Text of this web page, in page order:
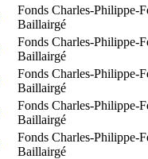
Fonds Charles-Philippe-
Baillairgé
Fonds Charles-Philippe-
Baillairgé
Fonds Charles-Philippe-
Baillairgé
Fonds Charles-Philippe-
Baillairgé
Fonds Charles-Philippe-
Baillairgé